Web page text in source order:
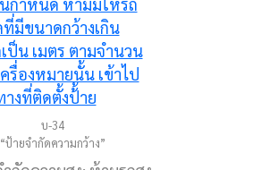
บ-34
“ป้ายจำกัดความกว้าง”